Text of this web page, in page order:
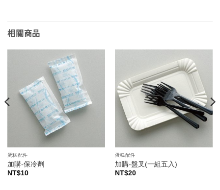
相關商品
蛋糕配件
加購-保冷劑
NT$10
蛋糕配件
加購-盤叉(一組五入)
NT$20